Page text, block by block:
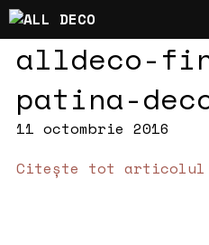
alldeco-
patina-
11 octombrie 2016
Citește tot articolul